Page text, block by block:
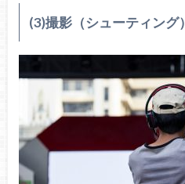
(3)撮影（シューティング）